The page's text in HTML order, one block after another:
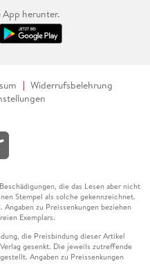
App herunter.
Widerrufsbelehrung
die das Lesen aber nicht
Stempel als solche gekennzeichnet.
zu Preissenkungen beziehen
Exemplars.
die Preisbindung dieser Artikel
gesenkt. Die jeweils zutreffende
Angaben zu Preissenkungen